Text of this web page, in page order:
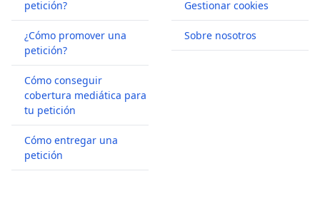
petición?
¿Cómo promover una
petición?
Cómo conseguir
cobertura mediática para
tu petición
Cómo entregar una
petición
Gestionar cookies
Sobre nosotros